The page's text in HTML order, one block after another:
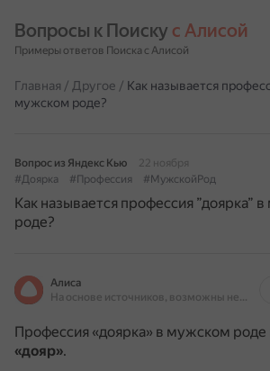
Вопросы к Поиску с Алисой
Примеры ответов Поиска с Алисой
Главная / Другое / Как называется
мужском роде?
Вопрос из Яндекс Кью
22 ноября
#Доярка
#Профессия #МужскойРод
Как называется профессия ”доярка”
роде?
Алиса
На основе источников, возможны неточности
Профессия «доярка» в мужском роде
«дояр».